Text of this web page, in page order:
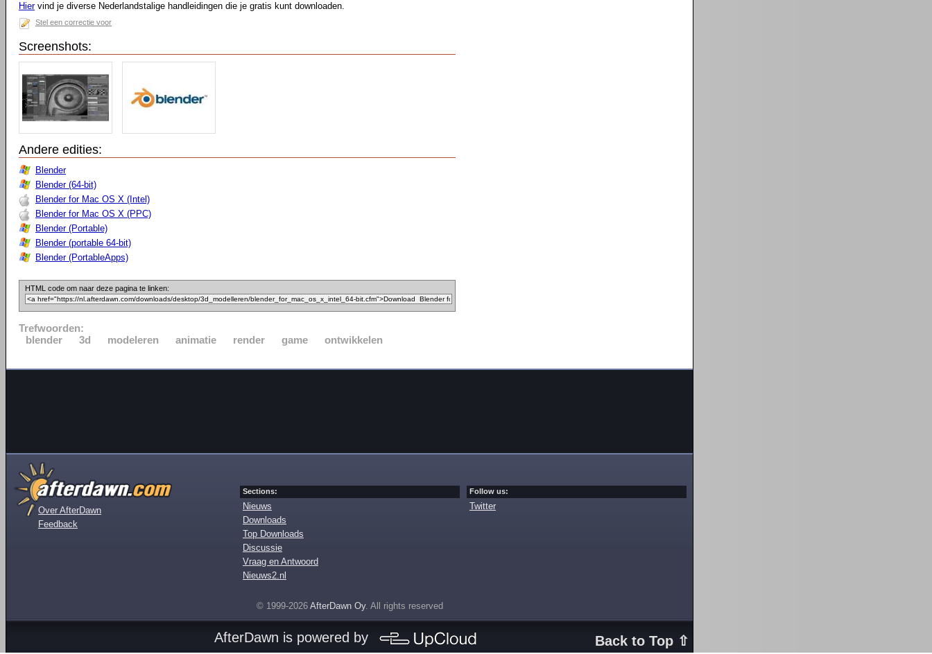
Hiervind je diverse Nederlandstalige handleidingen die je gratis kunt downloaden.
Stel een correctie voor
Screenshots:
Andere edities:
Blender
Blender (64-bit)
Blender for Mac OS X (Intel)
Blender for Mac OS X (PPC)
Blender (Portable)
Blender (portable 64-bit)
Blender (PortableApps)
HTML code om naar deze pagina te linken:
Trefwoorden:
blender
3d modeleren animatie render game ontwikkelen
Over AfterDawn
Feedback
Sections:
Nieuws
Downloads
Top Downloads
Discussie
Vraag en Antwoord
Nieuws2.nl
Follow us:
Twitter
© 1999-2026 AfterDawn Oy. All rights reserved
Back to Top ⇧
AfterDawn is powered by